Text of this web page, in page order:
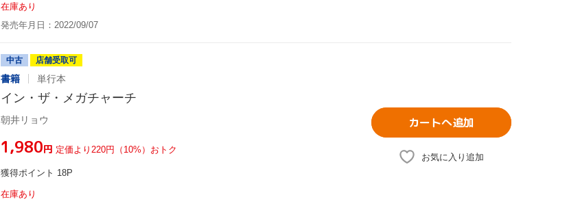
在庫あり
発売年月日：2022/09/07
中古 店舗受取可
書籍 単行本
イン・ザ・メガチャーチ
朝井リョウ
¥1,980円 定価より220円（10%）おトク
獲得ポイント 18P
在庫あり
カートへ追加
お気に入り追加